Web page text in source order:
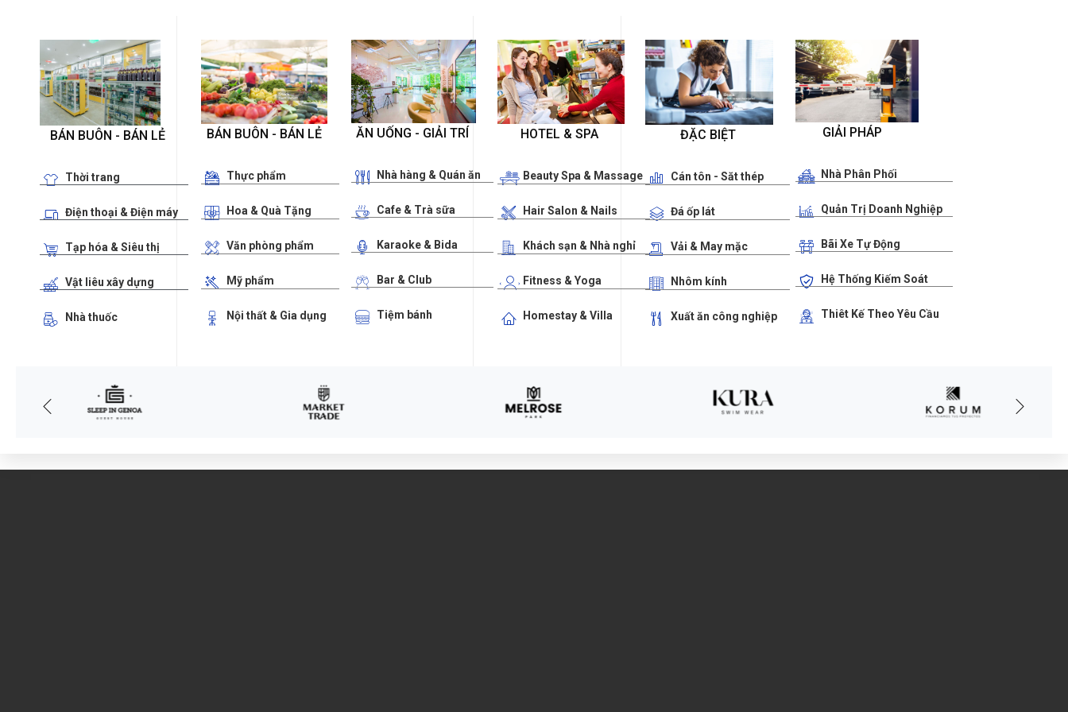
BÁN BUÔN - BÁN LẺ
Thời trang
Điện thoại & Điện máy
Tạp hóa & Siêu thị
Vật liêu xây dựng
Nhà thuốc
BÁN BUÔN - BÁN LẺ
Thực phẩm
Hoa & Quà Tặng
Văn phòng phẩm
Mỹ phẩm
Nội thất & Gia dụng
ĂN UỐNG - GIẢI TRÍ
Nhà hàng & Quán ăn
Cafe & Trà sữa
Karaoke & Bida
Bar & Club
Tiệm bánh
HOTEL & SPA
Beauty Spa & Massage
Hair Salon & Nails
Khách sạn & Nhà nghỉ
Fitness & Yoga
Homestay & Villa
ĐẶC BIỆT
Cán tôn - Săt thép
Đá ốp lát
Vải & May mặc
Nhôm kính
Xuất ăn công nghiệp
GIẢI PHÁP
Nhà Phân Phối
Quản Trị Doanh Nghiệp
Bãi Xe Tự Động
Hệ Thống Kiếm Soát
Thiêt Kế Theo Yêu Cầu